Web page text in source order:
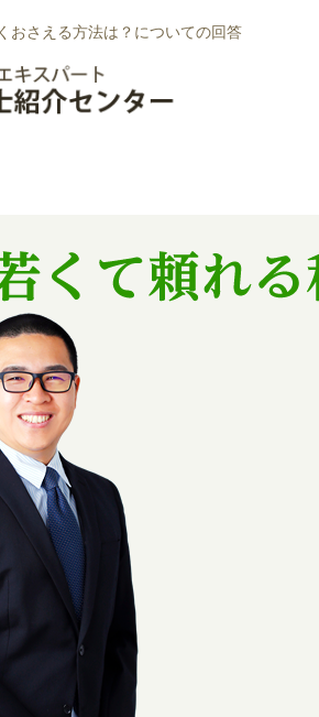
おさえる方法は？についての回答